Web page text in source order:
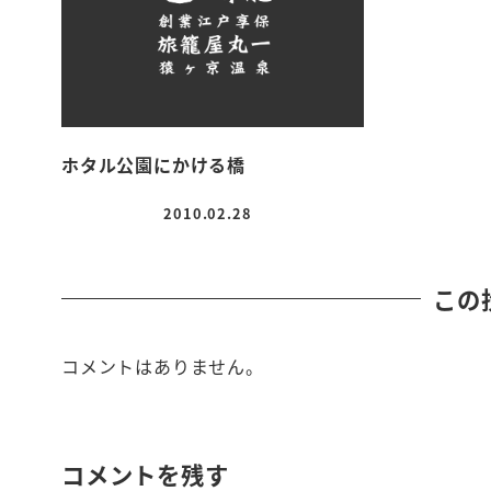
ホタル公園にかける橋
投稿日
2010.02.28
この
コメントはありません。
コメントを残す